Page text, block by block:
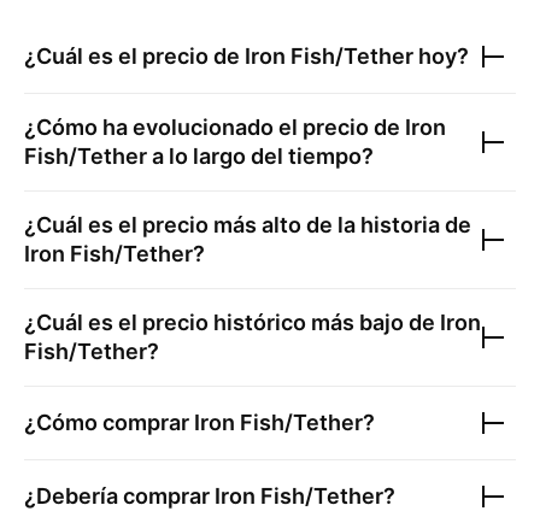
¿Cuál es el precio de Iron Fish/Tether hoy?
¿Cómo ha evolucionado el precio de Iron
Fish/Tethera lo largo del tiempo?
¿Cuál es el precio más alto de la historia de
Iron Fish/Tether?
¿Cuál es el precio histórico más bajo de Iron
Fish/Tether?
¿Cómo comprar Iron Fish/Tether?
¿Debería comprar Iron Fish/Tether?